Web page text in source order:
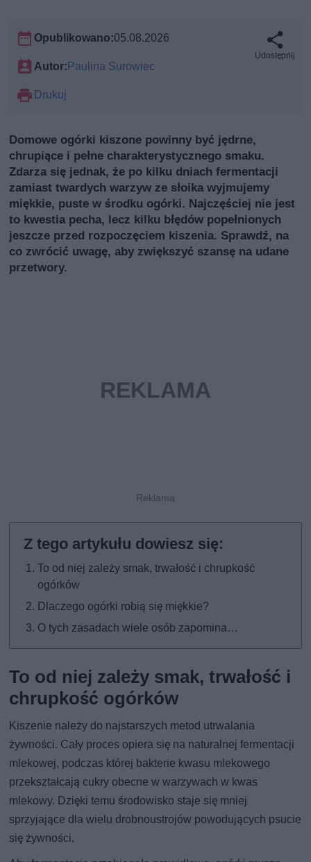
Opublikowano:05.08.2026
Autor: Paulina Surowiec
Drukuj
Udostępnij
Domowe ogórki kiszone powinny być jędrne,
chrupiące i pełne charakterystycznego smaku.
Zdarza się jednak, że po kilku dniach fermentacji
zamiast twardych warzyw ze słoika wyjmujemy
miękkie, puste w środku ogórki. Najczęściej nie jest
to kwestia pecha, lecz kilku błędów popełnionych
jeszcze przed rozpoczęciem kiszenia. Sprawdź, na
co zwrócić uwagę, aby zwiększyć szansę na udane
przetwory.
To od niej zależy smak, trwałość i chrupkość
ogórków
Dlaczego ogórki robią się miękkie?
O tych zasadach wiele osób zapomina…
To od niej zależy smak, trwałość i
chrupkość ogórków
Kiszenie należy do najstarszych metod utrwalania
żywności. Cały proces opiera się na naturalnej fermentacji
mlekowej, podczas której bakterie kwasu mlekowego
przekształcają cukry obecne w warzywach w kwas
mlekowy. Dzięki temu środowisko staje się mniej
sprzyjające dla wielu drobnoustrojów powodujących psucie
się żywności.